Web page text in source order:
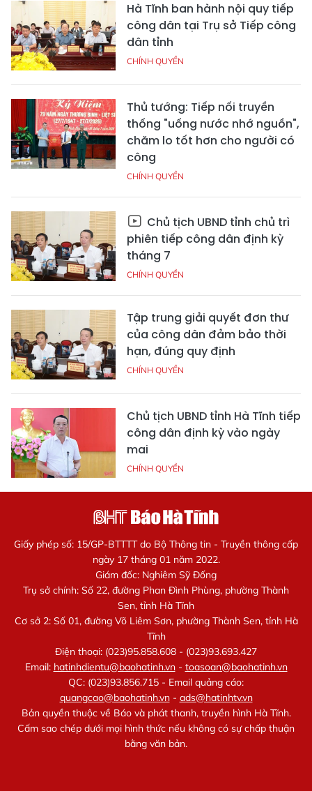
Hà Tĩnh ban hành nội quy tiếp
công dân tại Trụ sở Tiếp công
dân tỉnh
CHÍNH QUYỀN
Thủ tướng: Tiếp nối truyền
thống "uống nước nhớ nguồn",
chăm lo tốt hơn cho người có
công
CHÍNH QUYỀN
Chủ tịch UBND tỉnh chủ trì
phiên tiếp công dân định kỳ
tháng 7
CHÍNH QUYỀN
Tập trung giải quyết đơn thư
của công dân đảm bảo thời
hạn, đúng quy định
CHÍNH QUYỀN
Chủ tịch UBND tỉnh Hà Tĩnh tiếp
công dân định kỳ vào ngày
mai
CHÍNH QUYỀN
Giấy phép số: 15/GP-BTTTT do Bộ Thông tin - Truyền thông cấp
ngày 17 tháng 01 năm 2022.
Giám đốc: Nghiêm Sỹ Đống
Trụ sở chính: Số 22, đường Phan Đình Phùng, phường Thành
Sen, tỉnh Hà Tĩnh
Cơ sở 2: Số 01, đường Võ Liêm Sơn, phường Thành Sen, tỉnh Hà
Tĩnh
Điện thoại: (023)95.858.608 - (023)93.693.427
Email: hatinhdientu@baohatinh.vn- toasoan@baohatinh.vn
QC: (023)93.856.715 - Email quảng cáo:
quangcao@baohatinh.vn- ads@hatinhtv.vn
Bản quyền thuộc về Báo và phát thanh, truyền hình Hà Tĩnh.
Cấm sao chép dưới mọi hình thức nếu không có sự chấp thuận
bằng văn bản.